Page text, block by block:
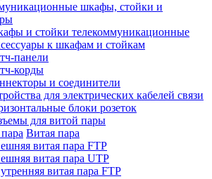
шкафы, стойки и
и стойки телекоммуникационные
к шкафам и стойкам
панели
корды
и соединители
для электрических кабелей связи
блоки розеток
для витой пары
Витая пара
витая пара FTP
витая пара UTP
витая пара FTP